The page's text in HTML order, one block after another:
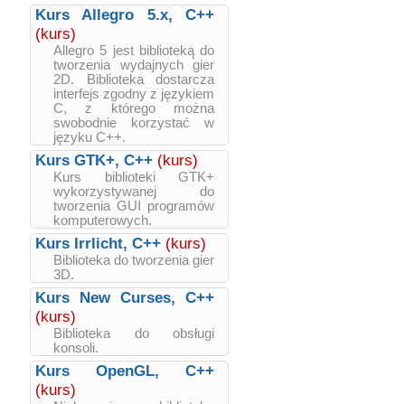
Kurs Allegro 5.x, C++
(kurs)
Allegro 5 jest biblioteką do
tworzenia wydajnych gier
2D. Biblioteka dostarcza
interfejs zgodny z językiem
C, z którego można
swobodnie korzystać w
języku C++.
Kurs GTK+, C++ (kurs)
Kurs biblioteki GTK+
wykorzystywanej do
tworzenia GUI programów
komputerowych.
Kurs Irrlicht, C++ (kurs)
Biblioteka do tworzenia gier
3D.
Kurs New Curses, C++
(kurs)
Biblioteka do obsługi
konsoli.
Kurs OpenGL, C++
(kurs)